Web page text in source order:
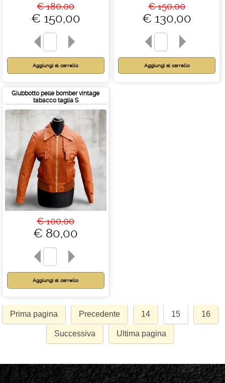
€ 180,00
€ 150,00
€ 150,00
€ 130,00
Giubbotto pelle bomber vintage
tabacco taglia S
€ 100,00
€ 80,00
Prima pagina Precedente 14 15 16
Successiva Ultima pagina